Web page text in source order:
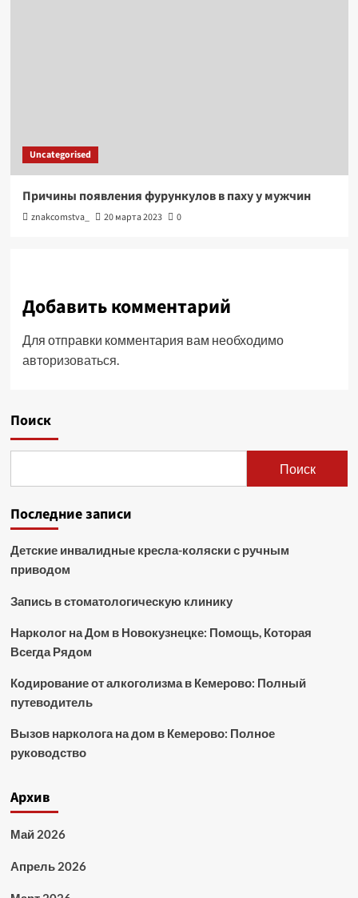
Uncategorised
Причины появления фурункулов в паху у мужчин
znakcomstva_ 20 марта 2023 0
Добавить комментарий
Для отправки комментария вам необходимо
авторизоваться.
Поиск
Поиск
Последние записи
Детские инвалидные кресла-коляски с ручным
приводом
Запись в стоматологическую клинику
Нарколог на Дом в Новокузнецке: Помощь, Которая
Всегда Рядом
Кодирование от алкоголизма в Кемерово: Полный
путеводитель
Вызов нарколога на дом в Кемерово: Полное
руководство
Архив
Май 2026
Апрель 2026